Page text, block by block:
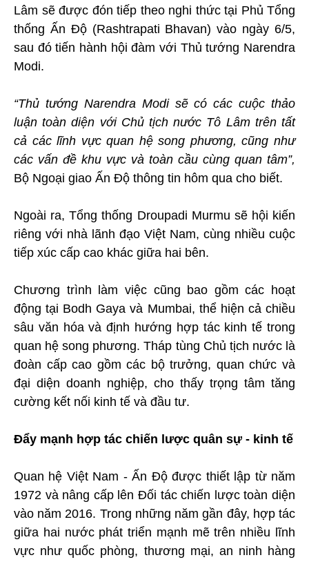
Lâm sẽ được đón tiếp theo nghi thức tại Phủ Tổng
thống Ấn Độ (Rashtrapati Bhavan) vào ngày 6/5,
sau đó tiến hành hội đàm với Thủ tướng Narendra
Modi.
“Thủ tướng Narendra Modi sẽ có các cuộc thảo
luận toàn diện với Chủ tịch nước Tô Lâm trên tất
cả các lĩnh vực quan hệ song phương, cũng như
các vấn đề khu vực và toàn cầu cùng quan tâm”,
Bộ Ngoại giao Ấn Độ thông tin hôm qua cho biết.
Ngoài ra, Tổng thống Droupadi Murmu sẽ hội kiến
riêng với nhà lãnh đạo Việt Nam, cùng nhiều cuộc
tiếp xúc cấp cao khác giữa hai bên.
Chương trình làm việc cũng bao gồm các hoạt
động tại Bodh Gaya và Mumbai, thể hiện cả chiều
sâu văn hóa và định hướng hợp tác kinh tế trong
quan hệ song phương. Tháp tùng Chủ tịch nước là
đoàn cấp cao gồm các bộ trưởng, quan chức và
đại diện doanh nghiệp, cho thấy trọng tâm tăng
cường kết nối kinh tế và đầu tư.
Đẩy mạnh hợp tác chiến lược quân sự - kinh tế
Quan hệ Việt Nam - Ấn Độ được thiết lập từ năm
1972 và nâng cấp lên Đối tác chiến lược toàn diện
vào năm 2016. Trong những năm gần đây, hợp tác
giữa hai nước phát triển mạnh mẽ trên nhiều lĩnh
vực như quốc phòng, thương mại, an ninh hàng